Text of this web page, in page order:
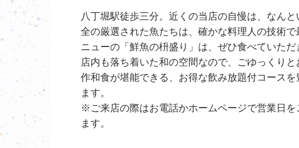
八丁堀駅徒歩三分。近くの当店の自慢は、なん
全の厳選された魚たちは、確かな料理人の技術
ニューの「鮮魚の枡盛り」は、ぜひ食べていただ
店内も落ち着いた和の空間なので、ごゆっくり
作和食が堪能できる、お得な飲み放題付コース
ます。
※ご来店の際はお電話かホームページで営業日
ます。